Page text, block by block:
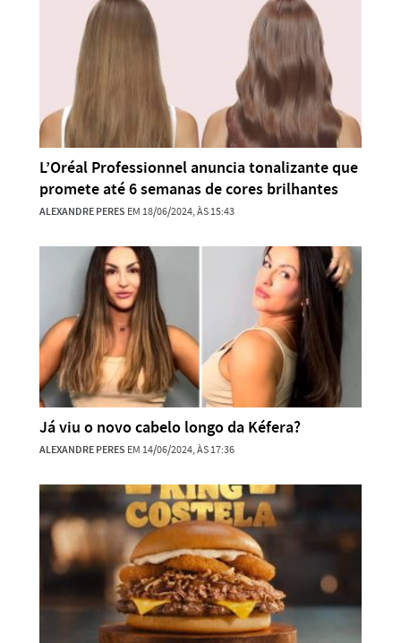
L’Oréal Professionnel anuncia tonalizante que
promete até 6 semanas de cores brilhantes
ALEXANDRE PERES EM 18/06/2024, ÀS 15:43
Já viu o novo cabelo longo da Kéfera?
ALEXANDRE PERES EM 14/06/2024, ÀS 17:36